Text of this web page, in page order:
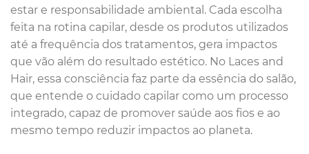
estar e responsabilidade ambiental. Cada escolha
feita na rotina capilar, desde os produtos utilizados
até a frequência dos tratamentos, gera impactos
que vão além do resultado estético. No Laces and
Hair, essa consciência faz parte da essência do salão,
que entende o cuidado capilar como um processo
integrado, capaz de promover saúde aos fios e ao
mesmo tempo reduzir impactos ao planeta.